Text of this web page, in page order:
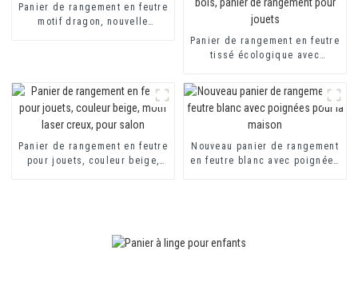
Panier de rangement en feutre
motif dragon, nouvelle
Panier de rangement en feutre
tissé écologique avec
rangement pour jouets
Panier de rangement en feutre
pour jouets, couleur beige,
Nouveau panier de rangement
en feutre blanc avec poignées